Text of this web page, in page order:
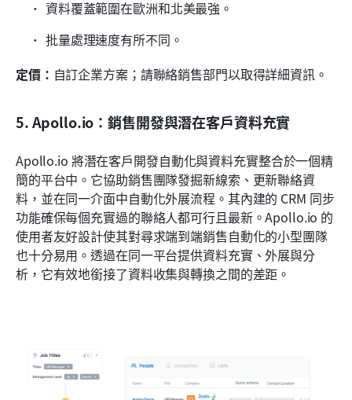
資料覆蓋範圍在歐洲和北美最強。
批量處理速度有所不同。
定價： 自訂企業方案；請聯絡銷售部門以取得詳細資訊。
5. Apollo.io：銷售開發與潛在客戶資料充實
Apollo.io 將潛在客戶開發自動化與資料充實整合於一個精
簡的平台中。它協助銷售團隊發掘新線索、更新聯絡資
料，並在同一介面中自動化外展流程。其內建的 CRM 同步
功能確保每個充實過的聯絡人都可行且最新。Apollo.io 的
使用者友好設計使其對尋求端到端銷售自動化的小型團隊
也十分易用。透過在同一平台提供資料充實、外展與分
析，它有效地銜接了資料收集與轉換之間的差距。